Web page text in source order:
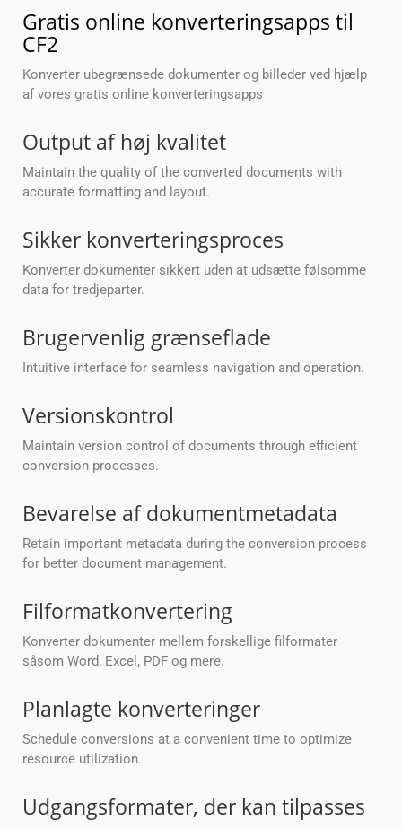
Gratis online konverteringsapps til
CF2
Konverter ubegrænsede dokumenter og billeder ved hjælp
af vores gratis online konverteringsapps
Output af høj kvalitet
Maintain the quality of the converted documents with
accurate formatting and layout.
Sikker konverteringsproces
Konverter dokumenter sikkert uden at udsætte følsomme
data for tredjeparter.
Brugervenlig grænseflade
Intuitive interface for seamless navigation and operation.
Versionskontrol
Maintain version control of documents through efficient
conversion processes.
Bevarelse af dokumentmetadata
Retain important metadata during the conversion process
for better document management.
Filformatkonvertering
Konverter dokumenter mellem forskellige filformater
såsom Word, Excel, PDF og mere.
Planlagte konverteringer
Schedule conversions at a convenient time to optimize
resource utilization.
Udgangsformater, der kan tilpasses